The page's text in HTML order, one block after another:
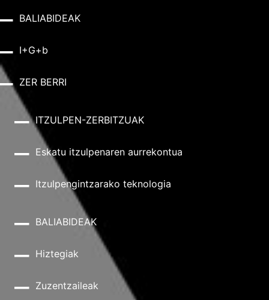
BALIABIDEAK
I+G+b
ZER BERRI
ITZULPEN-ZERBITZUAK
Eskatu itzulpenaren aurrekontua
Itzulpengintzarako teknologia
BALIABIDEAK
Hiztegiak
Zuzentzaileak